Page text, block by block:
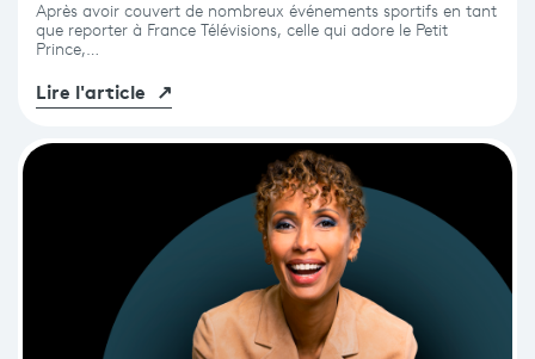
Après avoir couvert de nombreux événements sportifs en tant
que reporter à France Télévisions, celle qui adore le Petit
Prince,…
Lire l'article ↗